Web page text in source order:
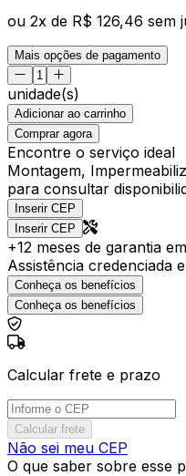
ou 2x de R$ 126,46 sem
Mais opções de pagamento
unidade(s)
Adicionar ao carrinho
Comprar agora
Encontre o serviço ideal
Montagem,
para consultar
Inserir CEP
Inserir CEP
+12 meses de garantia
Assistência credenciada
Conheça os benefícios
Conheça os benefícios
Calcular frete e prazo
Calcular frete
Não sei meu CEP
O que saber sobre esse